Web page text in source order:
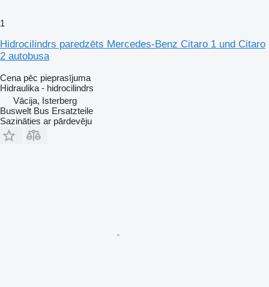
1
Hidrocilindrs paredzēts Mercedes-Benz Citaro 1 und Citaro
2 autobusa
Cena pēc pieprasījuma
Hidraulika - hidrocilindrs
Vācija, Isterberg
Buswelt Bus Ersatzteile
Sazināties ar pārdevēju